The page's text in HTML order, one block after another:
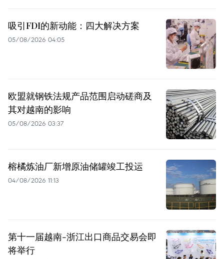
吸引FDI的新动能：四大解决方案
05/08/2026 04:05
欧盟就钢铁法规产品范围启动磋商及
其对越南的影响
05/08/2026 03:37
榕橘炼油厂新增原油储罐竣工投运
04/08/2026 11:13
第十一届越南-浙江出口商品交易会即
将举行